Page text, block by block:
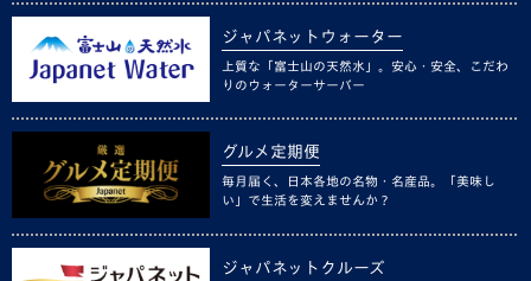
ジャパネットウォーター
上質な「富士山の天然水」。安心・安全、こだわ
りのウォーターサーバー
グルメ定期便
毎月届く、日本各地の名物・名産品。「美味し
い」で生活を変えませんか？
ジャパネットクルーズ